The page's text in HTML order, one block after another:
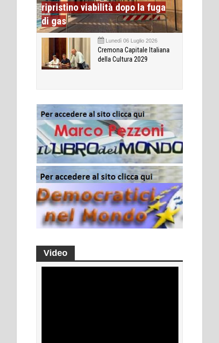
ripristino viabilità dopo la fuga
di gas
Lunedì 06 Luglio 2026
Cremona Capitale Italiana
della Cultura 2029
Video